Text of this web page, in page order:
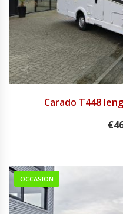
Carado T448
€
OCCASION